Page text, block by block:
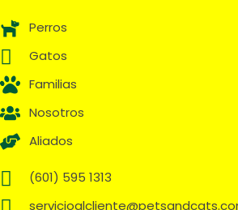
Perros
Gatos
Familias
Nosotros
Aliados
(601) 595 1313